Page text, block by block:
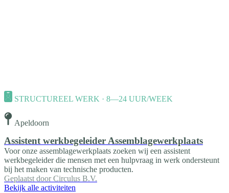
STRUCTUREEL WERK · 8—24 UUR/WEEK
Apeldoorn
Assistent werkbegeleider Assemblagewerkplaats
Voor onze assemblagewerkplaats zoeken wij een assistent
werkbegeleider die mensen met een hulpvraag in werk ondersteunt
bij het maken van technische producten.
Geplaatst door Circulus B.V.
Bekijk alle activiteiten